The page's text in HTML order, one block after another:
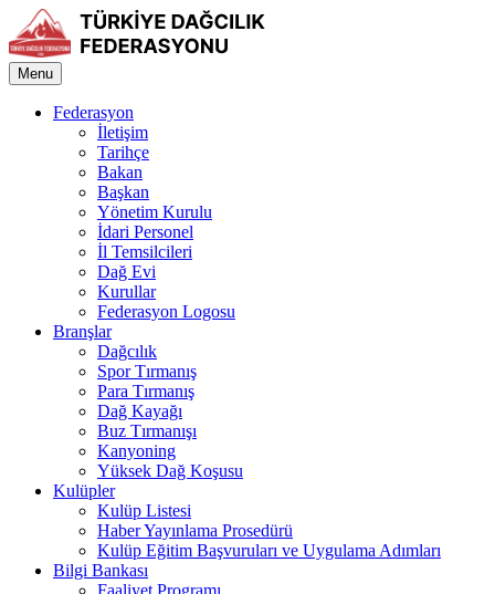
Menu
Federasyon
İletişim
Tarihçe
Bakan
Başkan
Yönetim Kurulu
İdari Personel
İl Temsilcileri
Dağ Evi
Kurullar
Federasyon Logosu
Branşlar
Dağcılık
Spor Tırmanış
Para Tırmanış
Dağ Kayağı
Buz Tırmanışı
Kanyoning
Yüksek Dağ Koşusu
Kulüpler
Kulüp Listesi
Haber Yayınlama Prosedürü
Kulüp Eğitim Başvuruları ve Uygulama Adımları
Bilgi Bankası
Faaliyet Programı